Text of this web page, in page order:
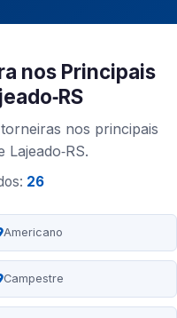
nos Principais
nos principais
26
Americano
Campestre